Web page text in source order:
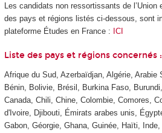
Les candidats non ressortissants de l’Union
des pays et régions listés ci-dessous, sont
plateforme Études en France : ICI
Liste des pays et régions concernés :
Afrique du Sud, Azerbaïdjan, Algérie, Arabie
Bénin, Bolivie, Brésil, Burkina Faso,
Canada, Chili, Chine, Colombie, Comores,
d'Ivoire, Djibouti, Émirats arabes unis,
Gabon, Géorgie, Ghana, Guinée, Haïti,